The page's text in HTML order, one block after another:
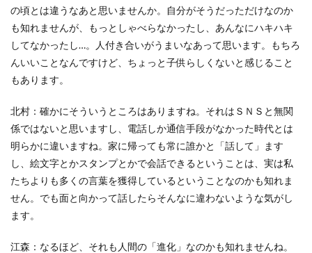
の頃とは違うなあと思いませんか。自分がそうだっただけなのか
も知れませんが、もっとしゃべらなかったし、あんなにハキハキ
してなかったし…。人付き合いがうまいなあって思います。もちろ
んいいことなんですけど、ちょっと子供らしくないと感じること
もあります。
北村：確かにそういうところはありますね。それはＳＮＳと無関
係ではないと思いますし、電話しか通信手段がなかった時代とは
明らかに違いますね。家に帰っても常に誰かと「話して」ます
し、絵文字とかスタンプとかで会話できるということは、実は私
たちよりも多くの言葉を獲得しているということなのかも知れま
せん。でも面と向かって話したらそんなに違わないような気がし
ます。
江森：なるほど、それも人間の「進化」なのかも知れませんね。
Paratriennale
PeRRY PHP
PHP 地域貢献
PHP研究フォーラム
PHP研究所
PISM
PrintNext
puce READYFOR RGB
Scope
Scope1
SDGs 入門 セミナー
SDGs 入門 セミナー 無料
SDGs3.4
SDGsウォッシュ
SDGｓオンラインセミナー
SDGsコンサルティング
SDGsセミナー
SDGsセミナーSDGsセミナー
SDGsセミナーオンライン無料
SDGsセミナー無料
SDGsの取り組み
SDGsの概要
SDGsビジネスモデル